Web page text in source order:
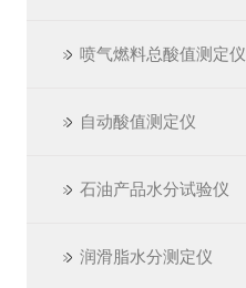
喷气燃料总酸值测定仪
自动酸值测定仪
石油产品水分试验仪
润滑脂水分测定仪